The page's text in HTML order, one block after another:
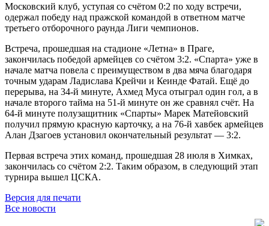
Московский клуб, уступая со счётом 0:2 по ходу встречи,
одержал победу над пражской командой в ответном матче
третьего отборочного раунда Лиги чемпионов.
Встреча, прошедшая на стадионе «Летна» в Праге,
закончилась победой армейцев со счётом 3:2. «Спарта» уже в
начале матча повела с преимуществом в два мяча благодаря
точным ударам Ладислава Крейчи и Кеинде Фатай. Ещё до
перерыва, на 34-й минуте, Ахмед Муса отыграл один гол, а в
начале второго тайма на 51-й минуте он же сравнял счёт. На
64-й минуте полузащитник «Спарты» Марек Матейовский
получил прямую красную карточку, а на 76-й хавбек армейцев
Алан Дзагоев установил окончательный результат — 3:2.
Первая встреча этих команд, прошедшая 28 июля в Химках,
закончилась со счётом 2:2. Таким образом, в следующий этап
турнира вышел ЦСКА.
Версия для печати
Все новости